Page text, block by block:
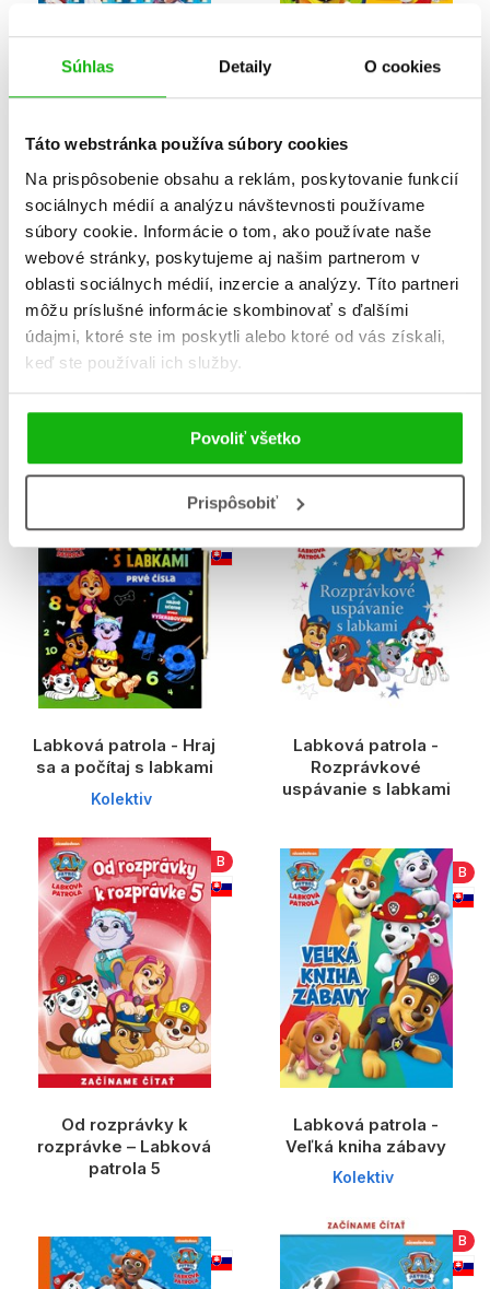
Súhlas Detaily O cookies
Táto webstránka používa súbory cookies
Na prispôsobenie obsahu a reklám, poskytovanie funkcií
sociálnych médií a analýzu návštevnosti používame
súbory cookie. Informácie o tom, ako používate naše
webové stránky, poskytujeme aj našim partnerom v
oblasti sociálnych médií, inzercie a analýzy. Títo partneri
môžu príslušné informácie skombinovať s ďalšími
údajmi, ktoré ste im poskytli alebo ktoré od vás získali,
keď ste používali ich služby.
Povoliť všetko
Prispôsobiť
Labková patrola -
Veľké dračie
Labková patrola -
Hravý rok
B
Labková patrola – Na
Labková patrola -
Zábavné úlohy s
labkami
B
Labková patrola - Hraj
sa a počítaj s labkami
Kolektiv
Labková patrola -
Rozprávkové
uspávanie s labkami
B
Od rozprávky k
rozprávke – Labková
patrola 5
B
Labková patrola -
Veľká kniha zábavy
Kolektiv
B